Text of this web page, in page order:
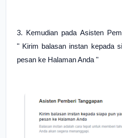
3. Kemudian pada Asisten
" Kirim balasan instan kepada
pesan ke Halaman Anda "